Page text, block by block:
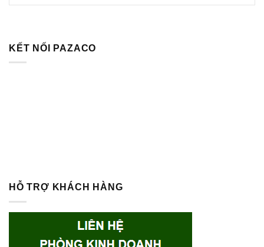
KẾT NỐI PAZACO
HỖ TRỢ KHÁCH HÀNG